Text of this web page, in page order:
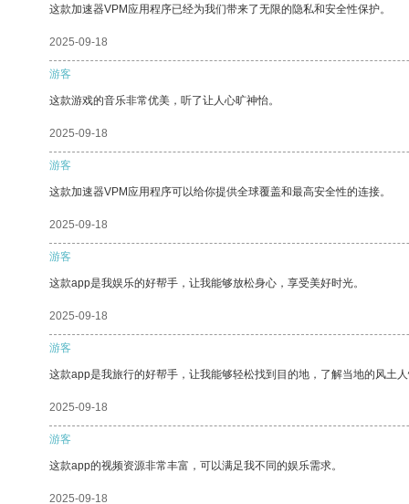
这款加速器VPM应用程序已经为我们带来了无限的隐私和安全性保护。
2025-09-18
游客
这款游戏的音乐非常优美，听了让人心旷神怡。
2025-09-18
游客
这款加速器VPM应用程序可以给你提供全球覆盖和最高安全性的连接。
2025-09-18
游客
这款app是我娱乐的好帮手，让我能够放松身心，享受美好时光。
2025-09-18
游客
这款app是我旅行的好帮手，让我能够轻松找到目的地，了解当地的风土
2025-09-18
游客
这款app的视频资源非常丰富，可以满足我不同的娱乐需求。
2025-09-18